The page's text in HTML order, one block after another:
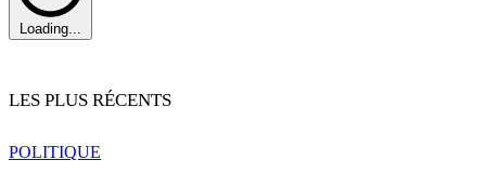
Loading...
LES PLUS RÉCENTS
POLITIQUE